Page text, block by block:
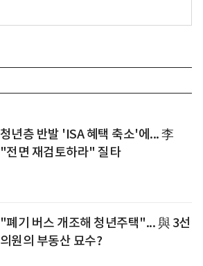
청년층 반발 'ISA 혜택 축소'에... 李
"전면 재검토하라" 질타
"폐기 버스 개조해 청년주택"... 與 3선
의원의 부동산 묘수?